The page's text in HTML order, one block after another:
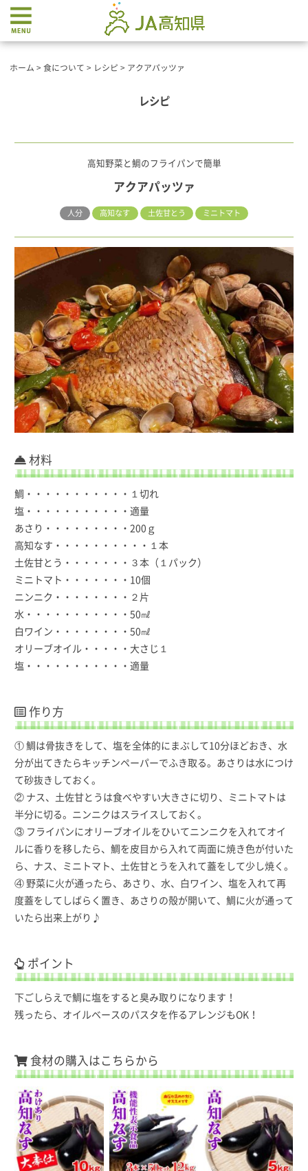
ホーム > 食について > レシピ > アクアパッツァ
レシピ
高知野菜と鯛のフライパンで簡単
アクアパッツァ
人分 高知なす 土佐甘とう ミニトマト
材料
鯛・・・・・・・・・・・１切れ
塩・・・・・・・・・・・適量
あさり・・・・・・・・・200ｇ
高知なす・・・・・・・・・・１本
土佐甘とう・・・・・・・３本（１パック）
ミニトマト・・・・・・・10個
ニンニク・・・・・・・・２片
水・・・・・・・・・・・50㎖
白ワイン・・・・・・・・50㎖
オリーブオイル・・・・・大さじ１
塩・・・・・・・・・・・適量
作り方
① 鯛は骨抜きをして、塩を全体的にまぶして10分ほどおき、水
分が出てきたらキッチンペーパーでふき取る。あさりは水につけ
て砂抜きしておく。
② ナス、土佐甘とうは食べやすい大きさに切り、ミニトマトは
半分に切る。ニンニクはスライスしておく。
③ フライパンにオリーブオイルをひいてニンニクを入れてオイ
ルに香りを移したら、鯛を皮目から入れて両面に焼き色が付いた
ら、ナス、ミニトマト、土佐甘とうを入れて蓋をして少し焼く。
④ 野菜に火が通ったら、あさり、水、白ワイン、塩を入れて再
度蓋をしてしばらく置き、あさりの殻が開いて、鯛に火が通って
いたら出来上がり♪
ポイント
下ごしらえで鯛に塩をすると臭み取りになります！
残ったら、オイルベースのパスタを作るアレンジもOK！
食材の購入はこちらから